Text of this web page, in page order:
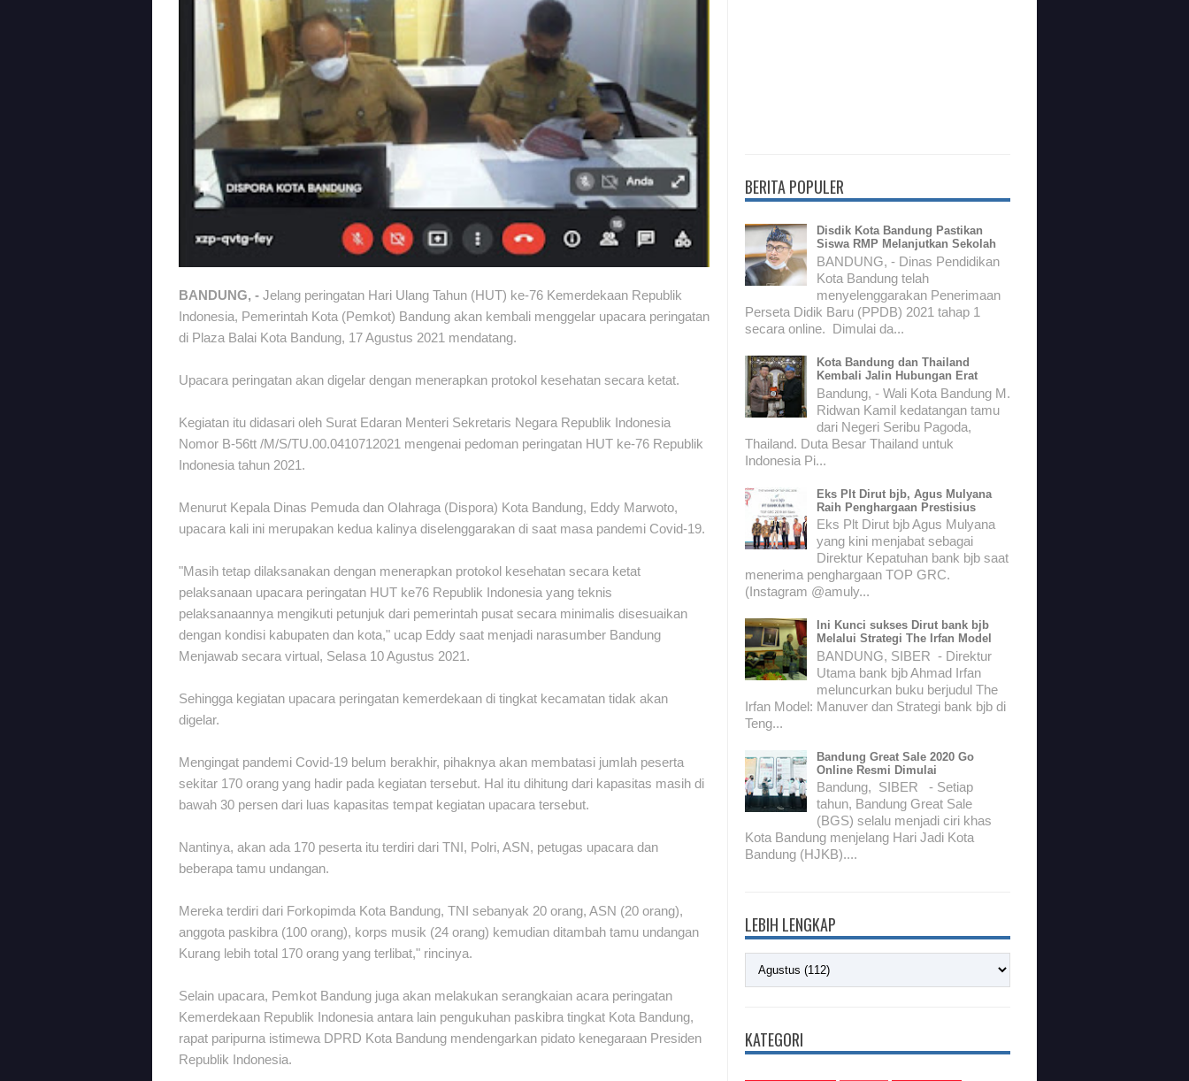
BANDUNG, - Jelang peringatan Hari Ulang Tahun (HUT) ke-76 Kemerdekaan Republik
Indonesia, Pemerintah Kota (Pemkot) Bandung akan kembali menggelar upacara peringatan
di Plaza Balai Kota Bandung, 17 Agustus 2021 mendatang.
Upacara peringatan akan digelar dengan menerapkan protokol kesehatan secara ketat.
Kegiatan itu didasari oleh Surat Edaran Menteri Sekretaris Negara Republik Indonesia
Nomor B-56tt /M/S/TU.00.0410712021 mengenai pedoman peringatan HUT ke-76 Republik
Indonesia tahun 2021.
Menurut Kepala Dinas Pemuda dan Olahraga (Dispora) Kota Bandung, Eddy Marwoto,
upacara kali ini merupakan kedua kalinya diselenggarakan di saat masa pandemi Covid-19.
"Masih tetap dilaksanakan dengan menerapkan protokol kesehatan secara ketat
pelaksanaan upacara peringatan HUT ke76 Republik Indonesia yang teknis
pelaksanaannya mengikuti petunjuk dari pemerintah pusat secara minimalis disesuaikan
dengan kondisi kabupaten dan kota," ucap Eddy saat menjadi narasumber Bandung
Menjawab secara virtual, Selasa 10 Agustus 2021.
Sehingga kegiatan upacara peringatan kemerdekaan di tingkat kecamatan tidak akan
digelar.
Mengingat pandemi Covid-19 belum berakhir, pihaknya akan membatasi jumlah peserta
sekitar 170 orang yang hadir pada kegiatan tersebut. Hal itu dihitung dari kapasitas masih di
bawah 30 persen dari luas kapasitas tempat kegiatan upacara tersebut.
Nantinya, akan ada 170 peserta itu terdiri dari TNI, Polri, ASN, petugas upacara dan
beberapa tamu undangan.
Mereka terdiri dari Forkopimda Kota Bandung, TNI sebanyak 20 orang, ASN (20 orang),
anggota paskibra (100 orang), korps musik (24 orang) kemudian ditambah tamu undangan
Kurang lebih total 170 orang yang terlibat," rincinya.
Selain upacara, Pemkot Bandung juga akan melakukan serangkaian acara peringatan
Kemerdekaan Republik Indonesia antara lain pengukuhan paskibra tingkat Kota Bandung,
rapat paripurna istimewa DPRD Kota Bandung mendengarkan pidato kenegaraan Presiden
Republik Indonesia.
BERITA POPULER
Disdik Kota Bandung Pastikan
Siswa RMP Melanjutkan Sekolah
BANDUNG, - Dinas Pendidikan
Kota Bandung telah
menyelenggarakan Penerimaan
Perseta Didik Baru (PPDB) 2021 tahap 1
secara online. Dimulai da...
Kota Bandung dan Thailand
Kembali Jalin Hubungan Erat
Bandung, - Wali Kota Bandung M.
Ridwan Kamil kedatangan tamu
dari Negeri Seribu Pagoda,
Thailand. Duta Besar Thailand untuk
Indonesia Pi...
Eks Plt Dirut bjb, Agus Mulyana
Raih Penghargaan Prestisius
Eks Plt Dirut bjb Agus Mulyana
yang kini menjabat sebagai
Direktur Kepatuhan bank bjb saat
menerima penghargaan TOP GRC.
(Instagram @amuly...
Ini Kunci sukses Dirut bank bjb
Melalui Strategi The Irfan Model
BANDUNG, SIBER - Direktur
Utama bank bjb Ahmad Irfan
meluncurkan buku berjudul The
Irfan Model: Manuver dan Strategi bank bjb di
Teng...
Bandung Great Sale 2020 Go
Online Resmi Dimulai
Bandung, SIBER - Setiap
tahun, Bandung Great Sale
(BGS) selalu menjadi ciri khas
Kota Bandung menjelang Hari Jadi Kota
Bandung (HJKB)....
LEBIH LENGKAP
KATEGORI